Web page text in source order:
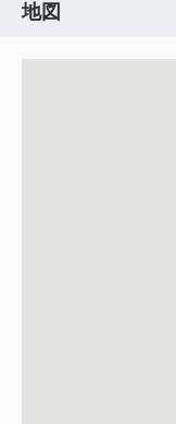
地図